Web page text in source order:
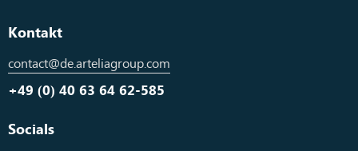
Kontakt
contact@de.arteliagroup.com
+49 (0) 40 63 64 62-585
Socials